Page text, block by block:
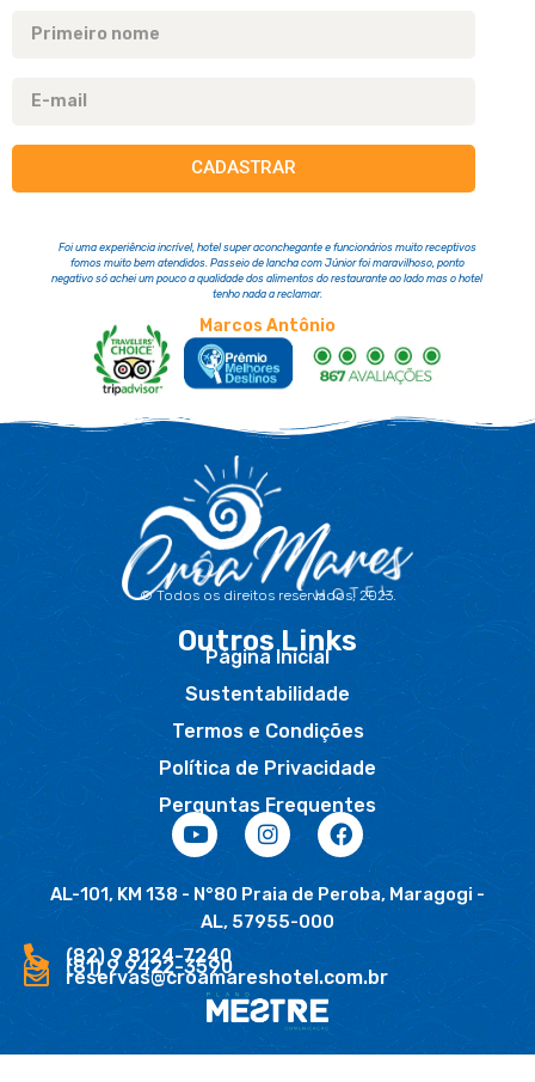
CADASTRAR
Foi uma experiência incrível, hotel super aconchegante e funcionários muito receptivos
fomos muito bem atendidos. Passeio de lancha com Júnior foi maravilhoso, ponto
negativo só achei um pouco a qualidade dos alimentos do restaurante ao lado mas o hotel
tenho nada a reclamar.
Marcos Antônio
© Todos os direitos reservados, 2023.
Outros Links
Página Inicial
Sustentabilidade
Termos e Condições
Política de Privacidade
Perguntas Frequentes
AL-101, KM 138 - N°80 Praia de Peroba, Maragogi -
AL, 57955-000
(82) 9 8124-7240
(81) 9 9422-3590
reservas@croamareshotel.com.br